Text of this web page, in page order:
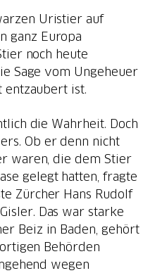
Uristier auf
ganz Europa
noch heute
Sage vom Ungeheuer
entzaubert ist.
die Wahrheit. Doch
Ob er denn nicht
waren, die dem Stier
gelegt hatten, fragte
Zürcher Hans Rudolf
Das war starke
Beiz in Baden, gehört
Behörden
wegen